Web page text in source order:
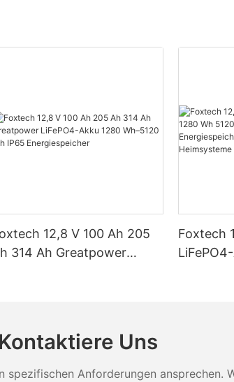
12,8 V 100 Ah 205
314 Ah Greatpower
Foxtech
Kontaktiere Uns
Anforderungen ansprechen.